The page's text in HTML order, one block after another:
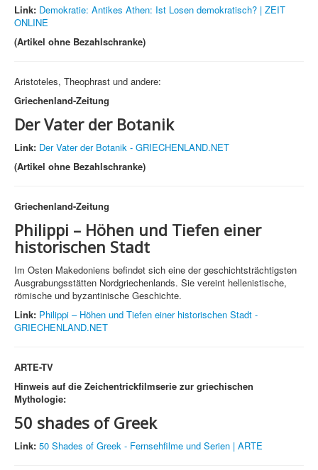
Link: Demokratie: Antikes Athen: Ist Losen demokratisch? | ZEIT
ONLINE
(Artikel ohne Bezahlschranke)
Aristoteles, Theophrast und andere:
Griechenland-Zeitung
Der Vater der Botanik
Link: Der Vater der Botanik - GRIECHENLAND.NET
(Artikel ohne Bezahlschranke)
Griechenland-Zeitung
Philippi – Höhen und Tiefen einer
historischen Stadt
Im Osten Makedoniens befindet sich eine der geschichtsträchtigsten
Ausgrabungsstätten Nordgriechenlands. Sie vereint hellenistische,
römische und byzantinische Geschichte.
Link: Philippi – Höhen und Tiefen einer historischen Stadt -
GRIECHENLAND.NET
ARTE-TV
Hinweis auf die Zeichentrickfilmserie zur griechischen
Mythologie:
50 shades of Greek
Link: 50 Shades of Greek - Fernsehfilme und Serien | ARTE